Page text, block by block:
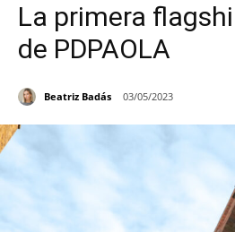
La primera
de PDPAOLA
Beatriz Badás 03/05/2023